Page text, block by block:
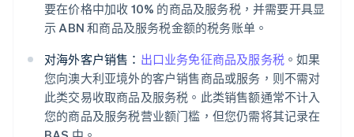
要在价格中加收 10% 的商品及服务税，并需要开具显
示 ABN 和商品及服务税金额的税务账单。
对海外客户销售： 出口业务免征商品及服务税 。如果
您向澳大利亚境外的客户销售商品或服务，则不需对
此类交易收取商品及服务税。此类销售额通常不计入
您的商品及服务税营业额门槛，但您仍需将其记录在